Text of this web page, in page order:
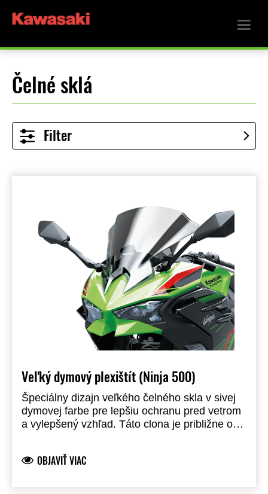
Čelné sklá
Filter
Veľký dymový plexištít (Ninja 500)
Špeciálny dizajn veľkého čelného skla v sivej
dymovej farbe pre lepšiu ochranu pred vetrom
a vylepšený vzhľad. Táto clona je približne o
OBJAVIŤ VIAC